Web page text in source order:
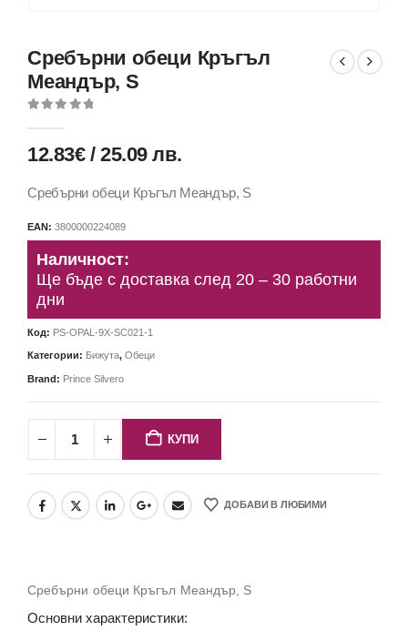
Сребърни обеци Кръгъл
Меандър, S
12.83€ /25.09лв.
Сребърни обеци Кръгъл Меандър, S
EAN: 3800000224089
Наличност:
Ще бъде с доставка след 20 – 30 работни
дни
Код: PS-OPAL-9X-SC021-1
Категории: Бижута, Обеци
Brand: Prince Silvero
КУПИ
ДОБАВИ В ЛЮБИМИ
Сребърни обеци Кръгъл Меандър, S
Основни характеристики: